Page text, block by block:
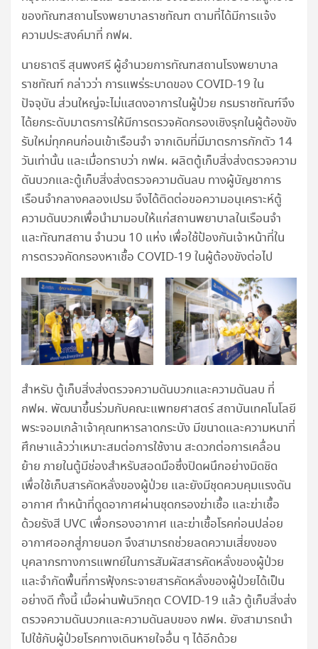
ของทัณฑสถานโรงพยาบาลราชทัณฑ ตามที่ได้มีการแจ้ง
ความประสงค์มาที่ กฟผ.
นายธาตรี สุนพงศรี ผู้อำนวยการทัณฑสถานโรงพยาบาล
ราชทัณฑ์ กล่าวว่า การแพร่ระบาดของ COVID-19 ใน
ปัจจุบัน ส่วนใหญ่จะไม่แสดงอาการในผู้ป่วย กรมราชทัณฑ์จึง
ได้ยกระดับมาตรการให้มีการตรวจคัดกรองเชิงรุกในผู้ต้องขัง
รับใหม่ทุกคนก่อนเข้าเรือนจำ จากเดิมที่มีมาตรการกักตัว 14
วันเท่านั้น และเมื่อทราบว่า กฟผ. ผลิตตู้เก็บสิ่งส่งตรวจความ
ดันบวกและตู้เก็บสิ่งส่งตรวจความดันลบ ทางผู้บัญชาการ
เรือนจำกลางคลองเปรม จึงได้ติดต่อขอความอนุเคราะห์ตู้
ความดันบวกเพื่อนำมามอบให้แก่สถานพยาบาลในเรือนจำ
และทัณฑสถาน จำนวน 10 แห่ง เพื่อใช้ป้องกันเจ้าหน้าที่ใน
การตรวจคัดกรองหาเชื้อ COVID-19 ในผู้ต้องขังต่อไป
สำหรับ ตู้เก็บสิ่งส่งตรวจความดันบวกและความดันลบ ที่
กฟผ. พัฒนาขึ้นร่วมกับคณะแพทยศาสตร์ สถาบันเทคโนโลยี
พระจอมเกล้าเจ้าคุณทหารลาดกระบัง มีขนาดและความหนาที่
ศึกษาแล้วว่าเหมาะสมต่อการใช้งาน สะดวกต่อการเคลื่อน
ย้าย ภายในตู้มีช่องสำหรับสอดมือซึ่งปิดผนึกอย่างมิดชิด
เพื่อใช้เก็บสารคัดหลั่งของผู้ป่วย และยังมีชุดควบคุมแรงดัน
อากาศ ทำหน้าที่ดูดอากาศผ่านชุดกรองฆ่าเชื้อ และฆ่าเชื้อ
ด้วยรังสี UVC เพื่อกรองอากาศ และฆ่าเชื้อโรคก่อนปล่อย
อากาศออกสู่ภายนอก จึงสามารถช่วยลดความเสี่ยงของ
บุคลากรทางการแพทย์ในการสัมผัสสารคัดหลั่งของผู้ป่วย
และจำกัดพื้นที่การฟุ้งกระจายสารคัดหลั่งของผู้ป่วยได้เป็น
อย่างดี ทั้งนี้ เมื่อผ่านพ้นวิกฤต COVID-19 แล้ว ตู้เก็บสิ่งส่ง
ตรวจความดันบวกและความดันลบของ กฟผ. ยังสามารถนำ
ไปใช้กับผู้ป่วยโรคทางเดินหายใจอื่น ๆ ได้อีกด้วย